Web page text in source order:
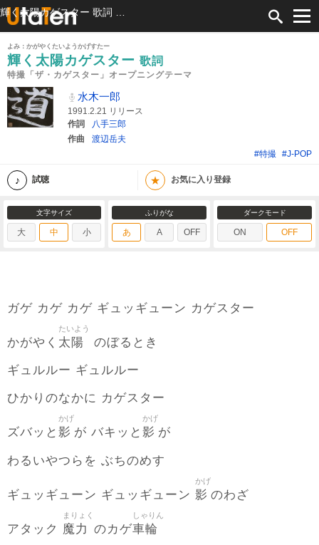
よみ：かがやくたいようかげすたー
輝く太陽カゲスター 歌詞
特撮「ザ・カゲスター」オープニングテーマ
水木一郎
1991.2.21 リリース
作詞
八手三郎
作曲
渡辺岳夫
#特撮 #J-POP
試聴 ★ お気に入り登録
文字サイズ
大 中 小
ふりがな
あ A OFF
ダークモード
ON OFF
ガゲ カゲ カゲ ギュッギューン カゲスター
かがやく 太陽
たいよう
のぼるとき
ギュルルー ギュルルー
ひかりのなかに カゲスター
ズバッと 影
かげ
が バキッと 影
かげ
が
わるいやつらを ぶちのめす
ギュッギューン ギュッギューン 影
かげ
のわざ
アタック 魔力
まりょく
のカゲ車輪
しゃりん